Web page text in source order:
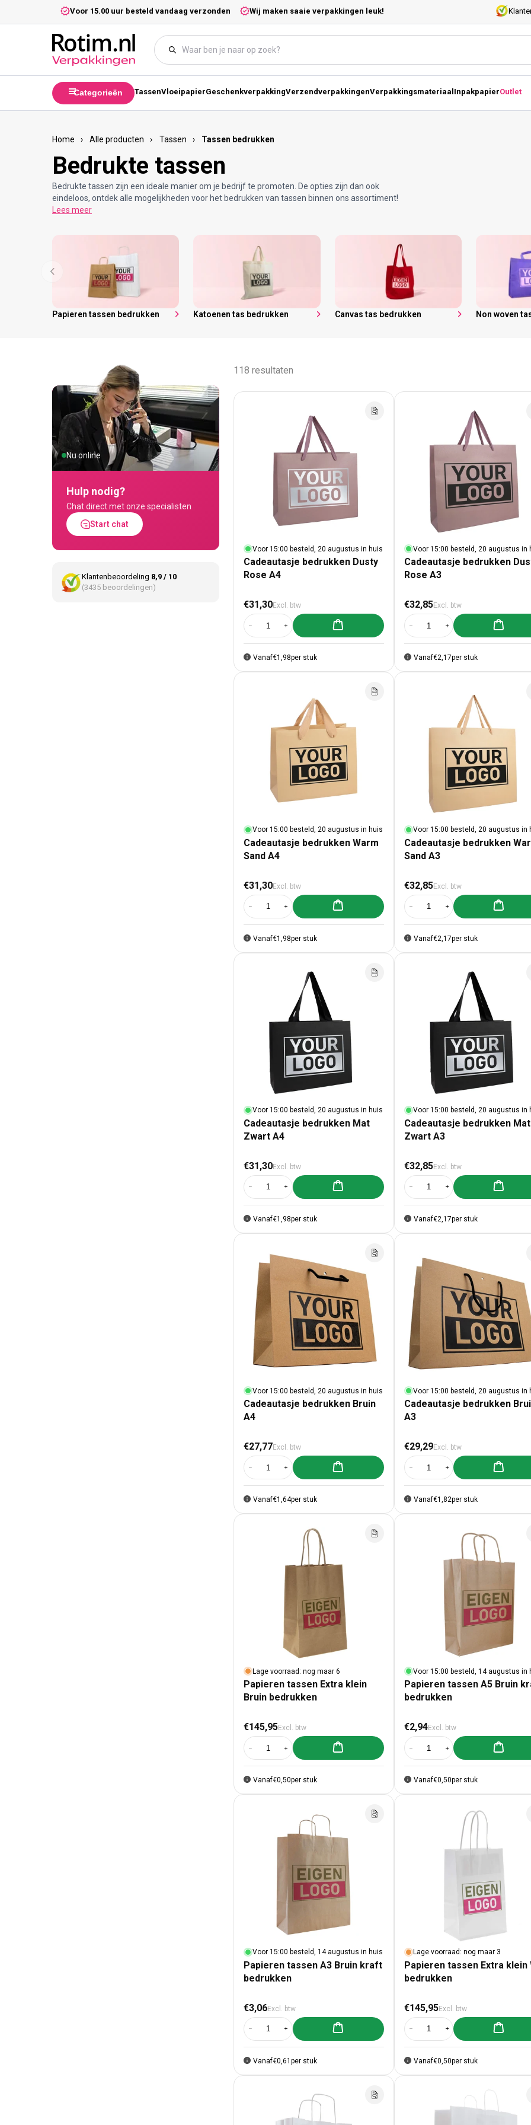
Meteen naar de contentVoor 15.00 uur besteld vandaag verzonden Wij maken saaie verpakkingen leuk!
Categorieën TassenVloeipapierGeschenkverpakkingVerzendverpakkingenVerpakkingsmateriaal InpakpapierOutlet
Home › Alle producten › Tassen › Tassen bedrukken
Bedrukte tassen
Bedrukte tassen zijn een ideale manier om je bedrijf te promoten. De opties zijn dan ook
eindeloos, ontdek alle mogelijkheden voor het bedrukken van tassen binnen ons assortiment!
Lees meer
Papieren tassen bedrukken Katoenen tas bedrukken Canvas tas bedrukken Non woven
Nu online
Hulp nodig?
Chat direct met onze specialisten
Start chat
Klantenbeoordeling 8,9 / 10
(3435 beoordelingen)
118 resultaten
Voor 15:00 besteld, 20 augustus in huis
Cadeautasje bedrukken Dusty
Rose A4
Normale prijs
€31,30Excl. btw
Aantal verlagen voor Cadeautasje bedrukken Dusty Rose A4
Aantal verhogen voor Cadeautasje bedrukken Dusty Rose A4
Aan winkelwagen toevoegen
Vanaf€1,98per stuk
Voor 15:00 besteld, 20 augustus in
Cadeautasje bedrukken
Rose A3
Normale prijs
€32,85Excl. btw
Aantal verlagen voor Cadeautasje
Aantal verhogen voor
Aan
Vanaf€2,17per stuk
Voor 15:00 besteld, 20 augustus in huis
Cadeautasje bedrukken Warm
Sand A4
Normale prijs
€31,30Excl. btw
Aantal verlagen voor Cadeautasje bedrukken Warm Sand A4
Aantal verhogen voor Cadeautasje bedrukken Warm Sand A4
Aan winkelwagen toevoegen
Vanaf€1,98per stuk
Voor 15:00 besteld, 20 augustus in
Cadeautasje bedrukken
Sand A3
Normale prijs
€32,85Excl. btw
Aantal verlagen voor Cadeautasje
Aantal verhogen voor
Aan
Vanaf€2,17per stuk
Voor 15:00 besteld, 20 augustus in huis
Cadeautasje bedrukken Mat
Zwart A4
Normale prijs
€31,30Excl. btw
Aantal verlagen voor Cadeautasje bedrukken Mat Zwart A4
Aantal verhogen voor Cadeautasje bedrukken Mat Zwart A4
Aan winkelwagen toevoegen
Vanaf€1,98per stuk
Voor 15:00 besteld, 20 augustus in
Cadeautasje bedrukken Mat
Zwart A3
Normale prijs
€32,85Excl. btw
Aantal verlagen voor Cadeautasje
Aantal verhogen voor
Aan
Vanaf€2,17per stuk
Voor 15:00 besteld, 20 augustus in huis
Cadeautasje bedrukken Bruin
A4
Normale prijs
€27,77Excl. btw
Aantal verlagen voor Cadeautasje bedrukken Bruin A4
Aantal verhogen voor Cadeautasje bedrukken Bruin A4
Aan winkelwagen toevoegen
Vanaf€1,64per stuk
Voor 15:00 besteld, 20 augustus in
Cadeautasje bedrukken
A3
Normale prijs
€29,29Excl. btw
Aantal verlagen voor Cadeautasje
Aantal verhogen voor
Aan
Vanaf€1,82per stuk
Lage voorraad: nog maar 6
Papieren tassen Extra klein
Bruin bedrukken
Normale prijs
€145,95Excl. btw
Aantal verlagen voor Papieren tassen Extra klein Bruin bedrukken
Aantal verhogen voor Papieren tassen Extra klein Bruin bedrukken
Aan winkelwagen toevoegen
Vanaf€0,50per stuk
Voor 15:00 besteld, 14 augustus in
Papieren tassen A5 Bruin
bedrukken
Normale prijs
€2,94Excl. btw
Aantal verlagen voor Papieren
Aantal verhogen voor
Aan
Vanaf€0,50per stuk
Voor 15:00 besteld, 14 augustus in huis
Papieren tassen A3 Bruin kraft
bedrukken
Normale prijs
€3,06Excl. btw
Aantal verlagen voor Papieren tassen A3 Bruin kraft bedrukken
Aantal verhogen voor Papieren tassen A3 Bruin kraft bedrukken
Aan winkelwagen toevoegen
Vanaf€0,61 per stuk
Lage voorraad: nog maar 3
Papieren tassen Extra klein
bedrukken
Normale prijs
€145,95Excl. btw
Aantal verlagen voor Papieren
Aantal verhogen voor
Aan
Vanaf€0,50per stuk